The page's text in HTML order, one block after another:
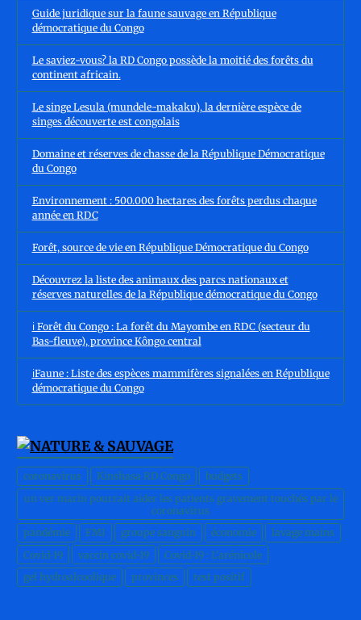
Guide juridique sur la faune sauvage en République
démocratique du Congo
Le saviez-vous? la RD Congo possède la moitié des forêts du
continent africain.
Le singe Lesula (mundele-makaku), la dernière espèce de
singes découverte est congolais
Domaine et réserves de chasse de la République Démocratique
du Congo
Environnement : 500.000 hectares des forêts perdus chaque
année en RDC
Forêt, source de vie en République Démocratique du Congo
Découvrez la liste des animaux des parcs nationaux et
réserves naturelles de la République démocratique du Congo
ℹ️ Forêt du Congo : La forêt du Mayombe en RDC (secteur du
Bas-fleuve), province Kôngo central
ℹ️Faune : Liste des espèces mammifères signalées en République
démocratique du Congo
coronavirus Kinshasa RD Congo
budgets
un ver marin pourrait aider les patients gravement touchés par le
coronavirus
pandémie
FMI groupe sanguin économie
lavage mains
Covid-19
vaccin covid-19
Covid-19 : L'arénicole
gel hydroalcoolique
provinces test positif